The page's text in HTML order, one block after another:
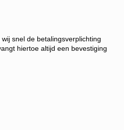
snel de betalingsverplichting
hiertoe altijd een bevestiging